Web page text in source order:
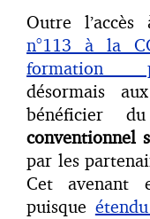
Outre
n°113 à la
formation
désormais
bénéficier
conventionnel
par les
Cet avenant
puisque